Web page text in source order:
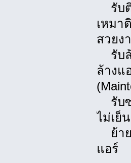
รับติ
เหมา
สวยง
รับล้
ล้างแ
รับซ่
ไม่เย็
ย้าย
แอร์